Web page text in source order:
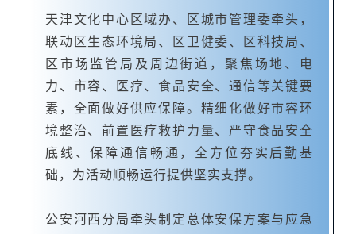
天津文化中心区域办、区城市管理委牵头，
联动区生态环境局、区卫健委、区科技局、
区市场监管局及周边街道，聚焦场地、电
力、市容、医疗、食品安全、通信等关键要
素，全面做好供应保障。精细化做好市容环
境整治、前置医疗救护力量、严守食品安全
底线、保障通信畅通，全方位夯实后勤基
础，为活动顺畅运行提供坚实支撑。
公安河西分局牵头制定总体安保方案与应急